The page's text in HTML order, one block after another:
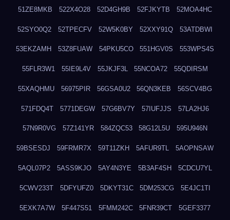
51ZE8MKB 522X4O28 52D4GH9B 52FJKYTB 52MOA4HC
52SYO0Q2 52TPECFV 52W5K0BY 52XXY91Q 53ATDBWI
53EKZAMH 53Z8FUAW 54PKU5CO 551HGV0S 553WPS4S
55FLR3W1 55IE9L4V 55JKJF3L 55NCOA72 55QDIRSM
55XAQHMU 56975PIR 56GSA0U2 56QN3KEB 56SCV4BG
571FDQ4T 5771DEGW 57G6BV7Y 57IUFJJS 57LA2HJ6
57N9R0VG 57Z141YR 584ZQC53 58G12L5U 595U946N
59BSESDJ 59FRMR7X 59T11ZKH 5AFUR9TL 5AOPNSAW
5AQL07P2 5ASS9KJO 5AY4N3YE 5B3AF4SH 5CDCU7YL
5CWV233T 5DFYUFZ0 5DKYT31C 5DM253CG 5E4JC1TI
5EXK7A7W 5F447S51 5FMM242C 5FNR39CT 5GEF3377